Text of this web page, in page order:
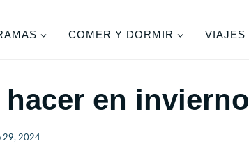
COMER Y DORMIR VIAJES
en invierno
29, 2024